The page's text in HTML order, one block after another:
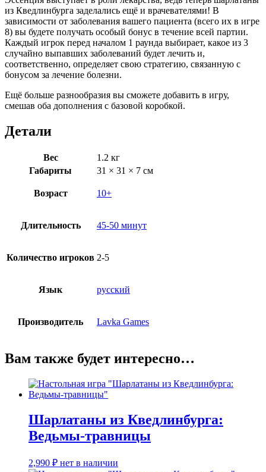
из Кведлинбурга заделались ещё и врачевателями! В
зависимости от заболевания вашего пациента (всего их в игре
8) вы будете получать особый бонус в течение всей партии.
Каждый игрок перед началом 1 раунда выбирает, какое из 3
случайно выпавших заболеваний будет лечить и,
соответственно, определяет свою стратегию, связанную с
бонусом за лечение болезни.
Ещё больше разнообразия вы сможете добавить в игру,
смешав оба дополнения с базовой коробкой.
Детали
Вес
1.2 кг
Габариты
31 × 31 × 7 см
Возраст 10+
Длительность 45-50 минут
Количество игроков 2-5
Язык русский
Производитель Lavka Games
Вам также будет интересно…
Шарлатаны из Кведлинбурга:
Ведьмы-травницы
2,990 ₽ нет в наличии